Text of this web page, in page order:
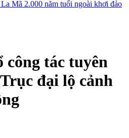
Mã 2.000 năm tuổi ngoài khơi đảo
công tác tuyên
đại lộ cảnh